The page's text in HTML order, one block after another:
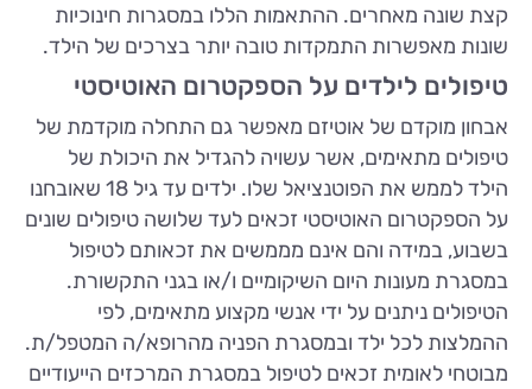
קצת שונה מאחרים. ההתאמות הללו במסגרות חינוכיות
שונות מאפשרות התמקדות טובה יותר בצרכים של הילד.
טיפולים לילדים על הספקטרום האוטיסטי
אבחון מוקדם של אוטיזם מאפשר גם התחלה מוקדמת של
טיפולים מתאימים, אשר עשויה להגדיל את היכולת של
הילד לממש את הפוטנציאל שלו. ילדים עד גיל 18 שאובחנו
על הספקטרום האוטיסטי זכאים לעד שלושה טיפולים שונים
בשבוע, במידה והם אינם מממשים את זכאותם לטיפול
במסגרת מעונות היום השיקומיים ו/או בגני התקשורת.
הטיפולים ניתנים על ידי אנשי מקצוע מתאימים, לפי
ההמלצות לכל ילד ובמסגרת הפניה מהרופא/ה המטפל/ת.
מבוטחי לאומית זכאים לטיפול במסגרת המרכזים הייעודיים